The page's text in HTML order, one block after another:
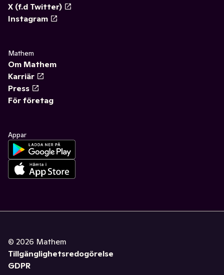
X (f.d Twitter)
Instagram
Mathem
Om Mathem
Karriär
Press
För företag
Appar
© 2026 Mathem
Tillgänglighetsredogörelse
GDPR